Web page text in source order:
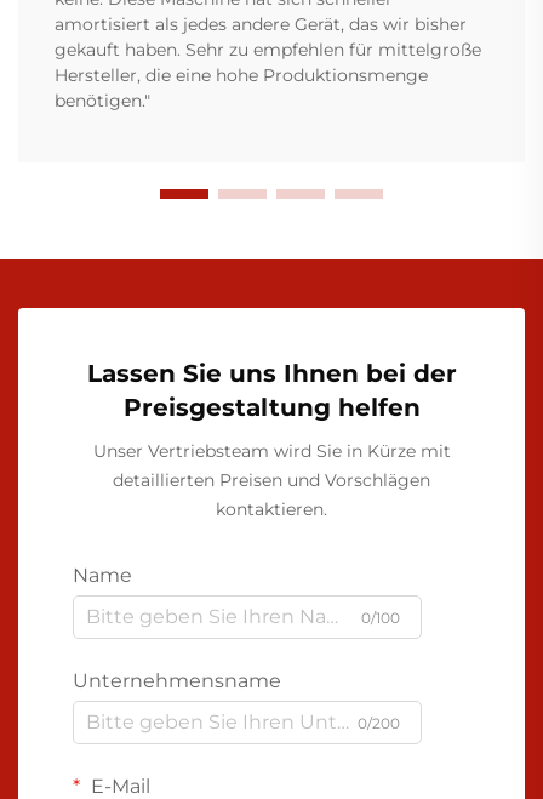
amortisiert als jedes andere Gerät, das wir bisher
gekauft haben. Sehr zu empfehlen für mittelgroße
Hersteller, die eine hohe Produktionsmenge
benötigen."
Lassen Sie uns Ihnen bei der
Preisgestaltung helfen
Unser Vertriebsteam wird Sie in Kürze mit
detaillierten Preisen und Vorschlägen
kontaktieren.
Name
0/100
Unternehmensname
0/200
E-Mail